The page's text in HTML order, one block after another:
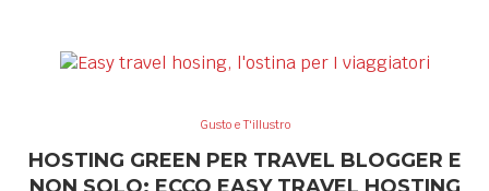
Gusto e T'illustro
HOSTING GREEN PER TRAVEL BLOGGER E